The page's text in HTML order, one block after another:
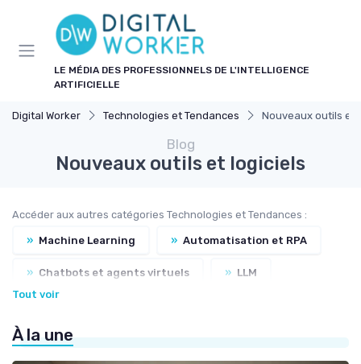
LE MÉDIA DES PROFESSIONNELS DE L'INTELLIGENCE
ARTIFICIELLE
Digital Worker Technologies et Tendances Nouveaux outils et
Blog
Nouveaux outils et logiciels
Accéder aux autres catégories Technologies et Tendances :
» Machine Learning » Automatisation et RPA
» Chatbots et agents virtuels » LLM
Tout voir
À la une